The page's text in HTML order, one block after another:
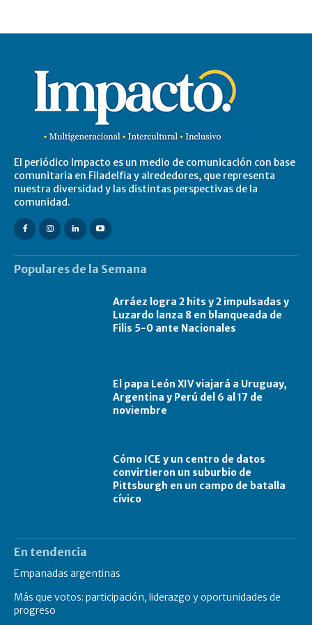
El periódico Impacto es un medio de comunicación con base
comunitaria en Filadelfia y alrededores, que representa
nuestra diversidad y las distintas perspectivas de la
comunidad.
Populares de la Semana
Arráez logra 2 hits y 2 impulsadas y
Luzardo lanza 8 en blanqueada de
Filis 5-0 ante Nacionales
El papa León XIV viajará a Uruguay,
Argentina y Perú del 6 al 17 de
noviembre
Cómo ICE y un centro de datos
convirtieron un suburbio de
Pittsburgh en un campo de batalla
cívico
En tendencia
Empanadas argentinas
Más que votos: participación, liderazgo y oportunidades de
progreso